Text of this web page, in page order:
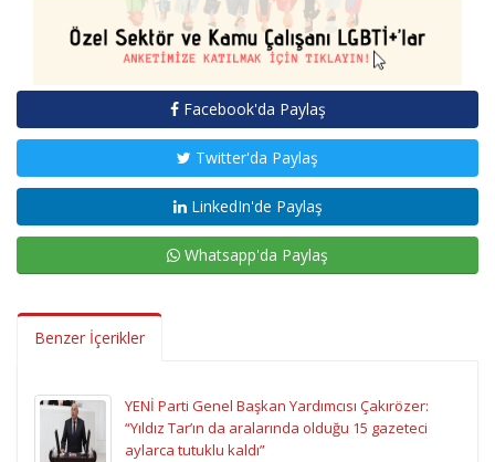
Facebook'da Paylaş
Twitter'da Paylaş
LinkedIn'de Paylaş
Whatsapp'da Paylaş
Benzer İçerikler
YENİ Parti Genel Başkan Yardımcısı Çakırözer:
“Yıldız Tar’ın da aralarında olduğu 15 gazeteci
aylarca tutuklu kaldı”